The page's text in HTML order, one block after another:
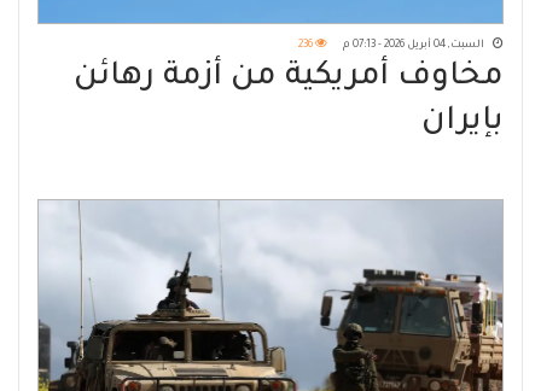
السبت, 04 أبريل 2026 - 07:13 م 236
مخاوف أمريكية من أزمة رهائن
بإيران